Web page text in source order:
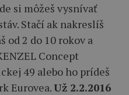
si môžeš vysnívať
Stačí ak nakreslíš
od 2 do 10 rokov a
Concept
49 alebo ho prídeš
Eurovea.Už 2.2.2016